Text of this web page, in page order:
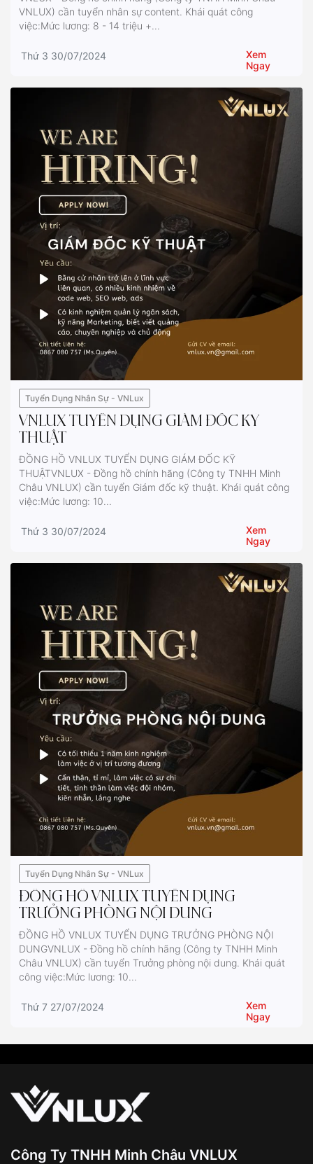
VNLUX) cần tuyển nhân sự content. Khái quát công
việc:Mức lương: 8 - 14 triệu +...
Thứ 3 30/07/2024
Xem
Ngay
Tuyển Dụng Nhân Sự - VNLux
VNLUX TUYỂN DỤNG GIÁM ĐỐC KỸ
THUẬT
ĐỒNG HỒ VNLUX TUYỂN DỤNG GIÁM ĐỐC KỸ
THUẬTVNLUX - Đồng hồ chính hãng (Công ty TNHH Minh
Châu VNLUX) cần tuyển Giám đốc kỹ thuật. Khái quát công
việc:Mức lương: 10...
Thứ 3 30/07/2024
Xem
Ngay
Tuyển Dụng Nhân Sự - VNLux
ĐỒNG HỒ VNLUX TUYỂN DỤNG
TRƯỞNG PHÒNG NỘI DUNG
ĐỒNG HỒ VNLUX TUYỂN DỤNG TRƯỞNG PHÒNG NỘI
DUNGVNLUX - Đồng hồ chính hãng (Công ty TNHH Minh
Châu VNLUX) cần tuyển Trưởng phòng nội dung. Khái quát
công việc:Mức lương: 10...
Thứ 7 27/07/2024
Xem
Ngay
Công Ty TNHH Minh Châu VNLUX